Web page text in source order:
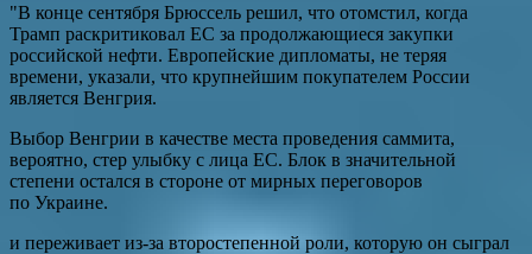
"В конце сентября Брюссель решил, что отомстил, когда
Трамп раскритиковал ЕС за продолжающиеся закупки
российской нефти. Европейские дипломаты, не теряя
времени, указали, что крупнейшим покупателем России
является Венгрия.
Выбор Венгрии в качестве места проведения саммита,
вероятно, стер улыбку с лица ЕС. Блок в значительной
степени остался в стороне от мирных переговоров
по Украине.
и переживает из-за второстепенной роли, которую он сыграл